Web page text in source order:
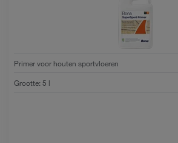
Primer voor houten sportvloeren
Grootte:5 l